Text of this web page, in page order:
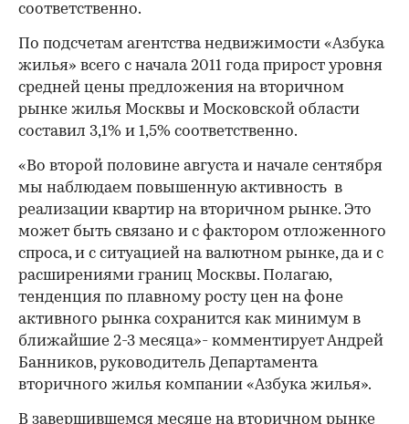
соответственно.
По подсчетам агентства недвижимости «Азбука
жилья» всего с начала 2011 года прирост уровня
средней цены предложения на вторичном
рынке жилья Москвы и Московской области
составил 3,1% и 1,5% соответственно.
«Во второй половине августа и начале сентября
мы наблюдаем повышенную активность в
реализации квартир на вторичном рынке. Это
может быть связано и с фактором отложенного
спроса, и с ситуацией на валютном рынке, да и с
расширениями границ Москвы. Полагаю,
тенденция по плавному росту цен на фоне
активного рынка сохранится как минимум в
ближайшие 2-3 месяца»- комментирует Андрей
Банников, руководитель Департамента
вторичного жилья компании «Азбука жилья».
В завершившемся месяце на вторичном рынке